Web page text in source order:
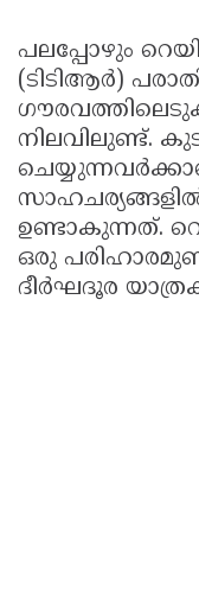
പലപ്പോഴും
(ടിടിആർ)
നിലവിലുണ്ട്.
ഉണ്ടാകുന്നത്.
ഒരു
ദീർഘദൂര